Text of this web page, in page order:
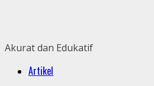
Akurat dan Edukatif
PrimaryArtikel